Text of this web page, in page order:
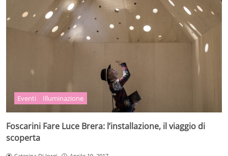
Eventi Illuminazione
Foscarini Fare Luce Brera: l’installazione, il viaggio di
scoperta